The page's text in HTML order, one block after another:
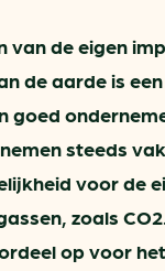
van de eigen
de aarde is
goed
steeds
voor de
zoals
op voor